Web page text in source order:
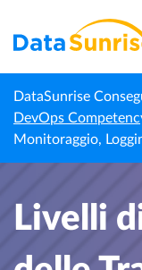
DataSunrise
DevOps
Monitoraggio,
Homepage Notizie
Livelli